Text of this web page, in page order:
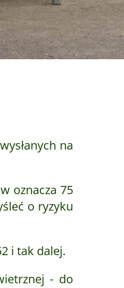
na
oznacza 75
o ryzyku
i tak dalej.
- do